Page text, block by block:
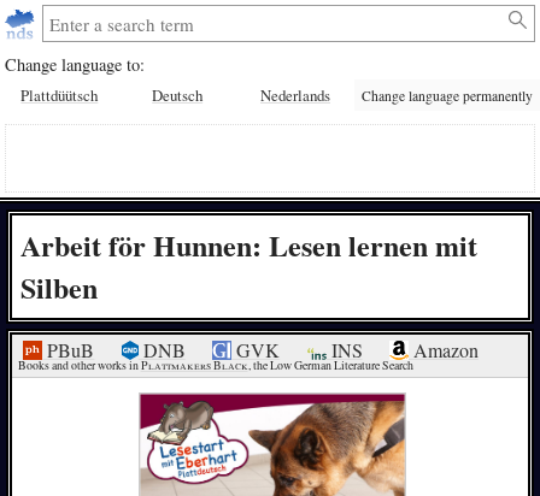
Change language to:
Plattdüütsch Deutsch Nederlands Change language permanently
Arbeit för Hunnen: Lesen lernen mit
Silben
PBuB DNB GVK INS Amazon
Books and other works in Plattmakers Black, the Low German Literature Search